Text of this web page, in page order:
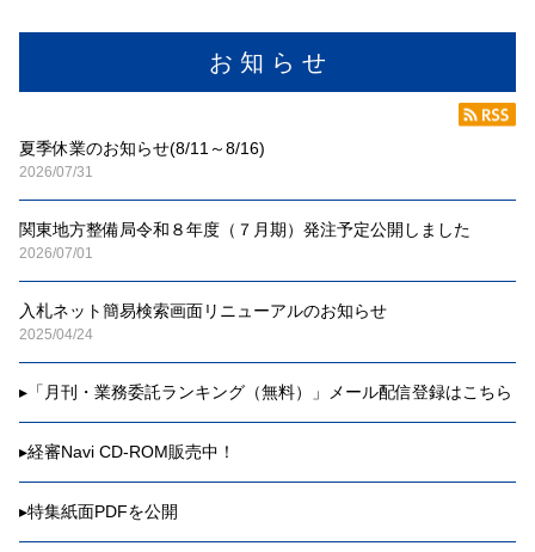
お 知 ら せ
夏季休業のお知らせ(8/11～8/16)
2026/07/31
関東地方整備局令和８年度（７月期）発注予定公開しました
2026/07/01
入札ネット簡易検索画面リニューアルのお知らせ
2025/04/24
▸ 「月刊・業務委託ランキング（無料）」メール配信登録はこちら
▸経審Navi CD-ROM販売中！
▸特集紙面PDFを公開